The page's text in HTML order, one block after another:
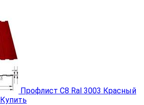
Профлист C8 Ral 3003 Красный
Купить